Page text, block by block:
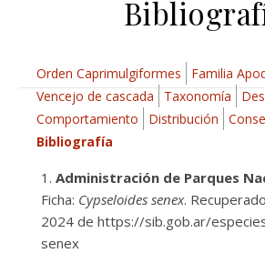
Orden Caprimulgiformes
Familia
Vencejo de cascada
Taxonomía
Comportamiento
Distribución
Bibliografía
Administración de Parques
Ficha: Cypseloides senex.
2024 de https://sib.gob.ar/
senex